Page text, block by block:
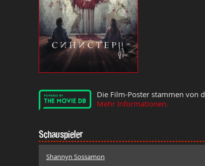
Die Film-Poster stammen von
Mehr Informationen.
Schauspieler
Shannyn Sossamon